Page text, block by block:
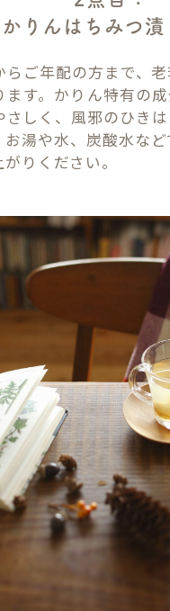
かりんはちみつ
らご年配の方まで、
ます。かりん特有の
さしく、風邪のひき
お湯や水、炭酸水な
りください。